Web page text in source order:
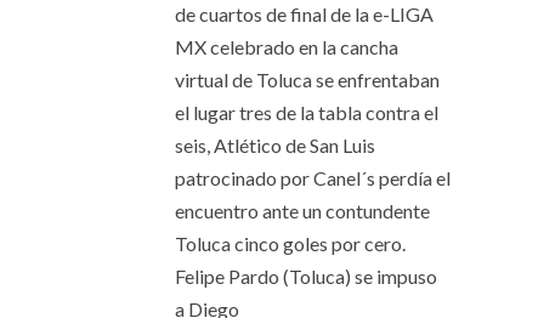
de cuartos de final de la e-LIGA
MX celebrado en la cancha
virtual de Toluca se enfrentaban
el lugar tres de la tabla contra el
seis, Atlético de San Luis
patrocinado por Canel´s perdía el
encuentro ante un contundente
Toluca cinco goles por cero.
Felipe Pardo (Toluca) se impuso
a Diego